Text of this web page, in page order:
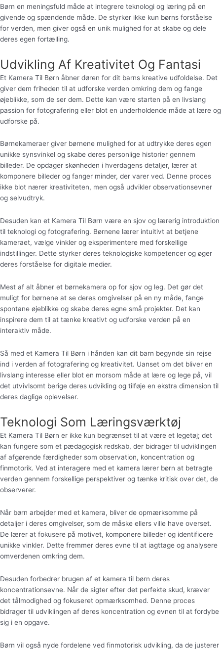
Børn en meningsfuld måde at integrere teknologi og læring på en
givende og spændende måde. De styrker ikke kun børns forståelse
for verden, men giver også en unik mulighed for at skabe og dele
deres egen fortælling.
Udvikling Af Kreativitet Og Fantasi
Et Kamera Til Børn åbner døren for dit barns kreative udfoldelse. Det
giver dem friheden til at udforske verden omkring dem og fange
øjeblikke, som de ser dem. Dette kan være starten på en livslang
passion for fotografering eller blot en underholdende måde at lære og
udforske på.
Børnekameraer giver børnene mulighed for at udtrykke deres egen
unikke synsvinkel og skabe deres personlige historier gennem
billeder. De opdager skønheden i hverdagens detaljer, lærer at
komponere billeder og fanger minder, der varer ved. Denne proces
ikke blot nærer kreativiteten, men også udvikler observationsevner
og selvudtryk.
Desuden kan et Kamera Til Børn være en sjov og lærerig introduktion
til teknologi og fotografering. Børnene lærer intuitivt at betjene
kameraet, vælge vinkler og eksperimentere med forskellige
indstillinger. Dette styrker deres teknologiske kompetencer og øger
deres forståelse for digitale medier.
Mest af alt åbner et børnekamera op for sjov og leg. Det gør det
muligt for børnene at se deres omgivelser på en ny måde, fange
spontane øjeblikke og skabe deres egne små projekter. Det kan
inspirere dem til at tænke kreativt og udforske verden på en
interaktiv måde.
Så med et Kamera Til Børn i hånden kan dit barn begynde sin rejse
ind i verden af fotografering og kreativitet. Uanset om det bliver en
livslang interesse eller blot en morsom måde at lære og lege på, vil
det utvivlsomt berige deres udvikling og tilføje en ekstra dimension til
deres daglige oplevelser.
Teknologi Som Læringsværktøj
Et Kamera Til Børn er ikke kun begrænset til at være et legetøj; det
kan fungere som et pædagogisk redskab, der bidrager til udviklingen
af afgørende færdigheder som observation, koncentration og
finmotorik. Ved at interagere med et kamera lærer børn at betragte
verden gennem forskellige perspektiver og tænke kritisk over det, de
observerer.
Når børn arbejder med et kamera, bliver de opmærksomme på
detaljer i deres omgivelser, som de måske ellers ville have overset.
De lærer at fokusere på motivet, komponere billeder og identificere
unikke vinkler. Dette fremmer deres evne til at iagttage og analysere
omverdenen omkring dem.
Desuden forbedrer brugen af et kamera til børn deres
koncentrationsevne. Når de sigter efter det perfekte skud, kræver
det tålmodighed og fokuseret opmærksomhed. Denne proces
bidrager til udviklingen af deres koncentration og evnen til at fordybe
sig i en opgave.
Børn vil også nyde fordelene ved finmotorisk udvikling, da de justerer